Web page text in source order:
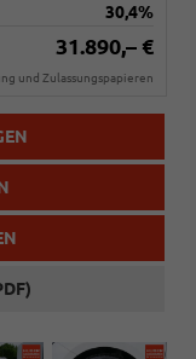
30,4%
31.890,– €
und Zulassungspapieren